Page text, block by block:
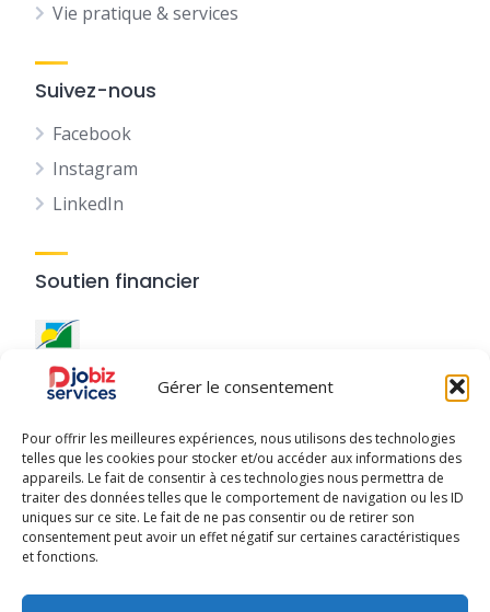
Gérer le consentement
Pour offrir les meilleures expériences, nous utilisons des technologies
telles que les cookies pour stocker et/ou accéder aux informations des
appareils. Le fait de consentir à ces technologies nous permettra de
traiter des données telles que le comportement de navigation ou les ID
uniques sur ce site. Le fait de ne pas consentir ou de retirer son
consentement peut avoir un effet négatif sur certaines caractéristiques
et fonctions.
Vie pratique & services
Suivez-nous
Facebook
Instagram
LinkedIn
Soutien financier
Ce site a été réalisé avec lesoutien financier de la
Djobiz © 2025 - Tous droits réservés